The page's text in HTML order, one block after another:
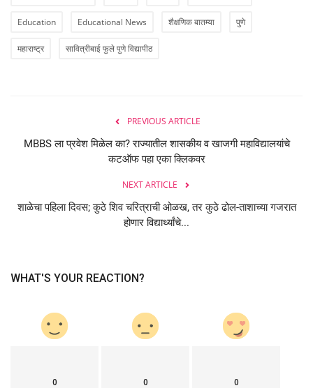
Education Educational News शैक्षणिक बातम्या पुणे
महाराष्ट्र सावित्रीबाई फुले पुणे विद्यापीठ
PREVIOUS ARTICLE
MBBS ला प्रवेश मिळेल का? राज्यातील शासकीय व खाजगी महाविद्यालयांचे
कटऑफ पहा एका क्लिकवर
NEXT ARTICLE
शाळेचा पहिला दिवस; कुठे शिव चरित्राची ओळख, तर कुठे ढोल-ताशाच्या गजरात
होणार विद्यार्थ्यांचे...
WHAT'S YOUR REACTION?
0 0 0